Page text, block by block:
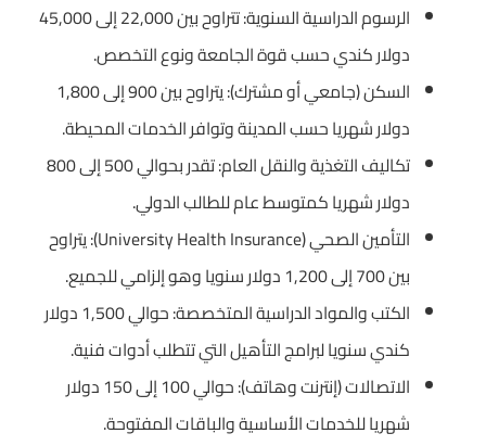
الرسوم الدراسية السنوية: تتراوح بين 22,000 إلى 45,000
دولار كندي حسب قوة الجامعة ونوع التخصص.
السكن (جامعي أو مشترك): يتراوح بين 900 إلى 1,800
دولار شهريا حسب المدينة وتوافر الخدمات المحيطة.
تكاليف التغذية والنقل العام: تقدر بحوالي 500 إلى 800
دولار شهريا كمتوسط عام للطالب الدولي.
التأمين الصحي (University Health Insurance): يتراوح
بين 700 إلى 1,200 دولار سنويا وهو إلزامي للجميع.
الكتب والمواد الدراسية المتخصصة: حوالي 1,500 دولار
كندي سنويا لبرامج التأهيل التي تتطلب أدوات فنية.
الاتصالات (إنترنت وهاتف): حوالي 100 إلى 150 دولار
شهريا للخدمات الأساسية والباقات المفتوحة.